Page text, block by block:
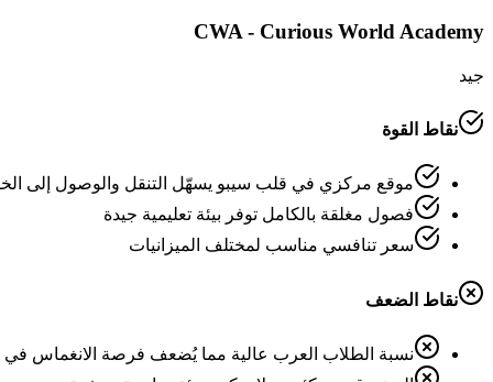
CWA - Curious World Academy
جيد
نقاط القوة
موقع مركزي في قلب سيبو يسهّل التنقل والوصول إلى
فصول مغلقة بالكامل توفر بيئة تعليمية جيدة
سعر تنافسي مناسب لمختلف الميزانيات
نقاط الضعف
نسبة الطلاب العرب عالية مما يُضعف فرصة الانغماس في